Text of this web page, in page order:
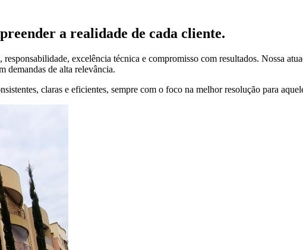
a realidade de cada cliente.
excelência técnica e compromisso com resultados. Nossa
demandas de alta relevância.
claras e eficientes, sempre com o foco na melhor resolução para